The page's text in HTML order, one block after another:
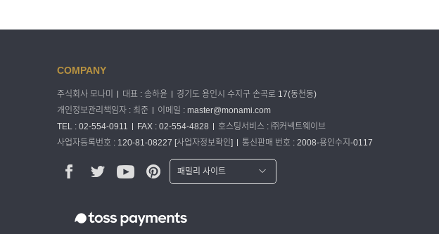
COMPANY
주식회사 모나미 대표 : 송하윤
경기도 용인시 수지구 손곡로 17(동천동)
개인정보관리책임자 : 최준
이메일 : master@monami.com
TEL : 02-554-0911
FAX : 02-554-4828
호스팅서비스 : ㈜커넥트웨이브
사업자등록번호 : 120-81-08227 [사업자정보확인] 통신판매 번호 : 2008-용인수지-0117
패밀리 사이트
파카 글로벌